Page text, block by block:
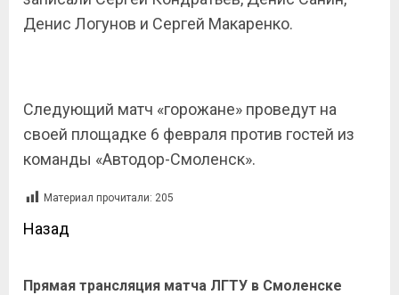
Денис Логунов и Сергей Макаренко.
Следующий матч «горожане» проведут на
своей площадке 6 февраля против гостей из
команды «Автодор-Смоленск».
Материал прочитали: 205
Назад
Прямая трансляция матча ЛГТУ в Смоленске